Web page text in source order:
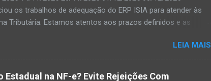
os trabalhos de adequação do ERP ISIA para atender às
Tributária. Estamos atentos aos prazos definidos e as
para orientar nossos clientes. Durante esse
podem ocorrer instabilidades nos envios de
instabilidades não são divulgadas oficialmente pelos
LEIA MAIS
na NF-e? Evite Rejeições Com